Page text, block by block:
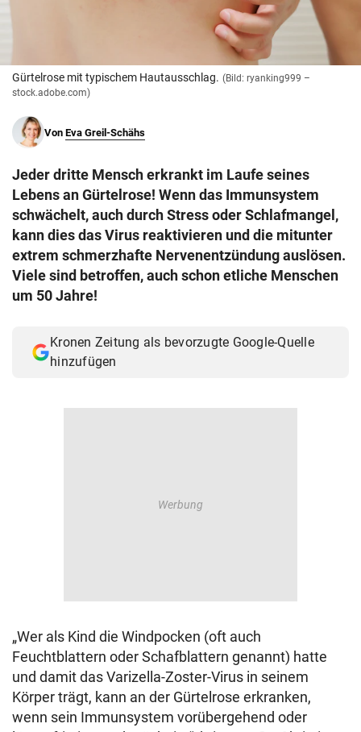
© Krone Multimedia GmbH & Co KG 2026
Gürtelrose mit typischem Hautausschlag. (Bild: ryanking999 –
stock.adobe.com)
Von Eva Greil-Schähs
Jeder dritte Mensch erkrankt im Laufe seines
Lebens an Gürtelrose! Wenn das Immunsystem
schwächelt, auch durch Stress oder Schlafmangel,
kann dies das Virus reaktivieren und die mitunter
extrem schmerzhafte Nervenentzündung auslösen.
Viele sind betroffen, auch schon etliche Menschen
um 50 Jahre!
Kronen Zeitung als bevorzugte Google-Quelle
hinzufügen
„Wer als Kind die Windpocken (oft auch
Feuchtblattern oder Schafblattern genannt) hatte
und damit das Varizella-Zoster-Virus in seinem
Körper trägt, kann an der Gürtelrose erkranken,
wenn sein Immunsystem vorübergehend oder